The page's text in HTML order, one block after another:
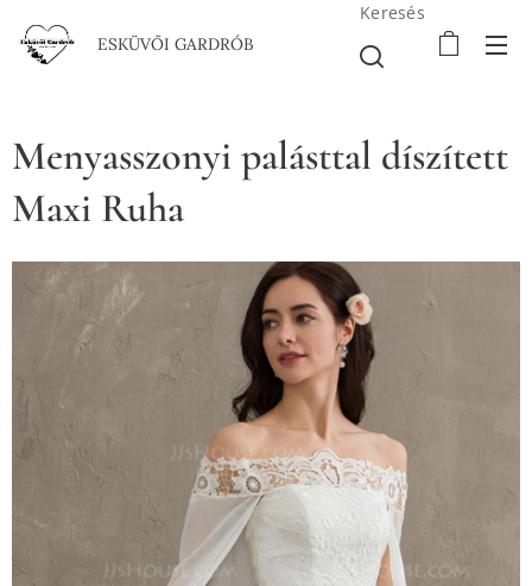
ESKÜVŐI GARDRÓB
Keresés
Menyasszonyi palásttal díszített
Maxi Ruha